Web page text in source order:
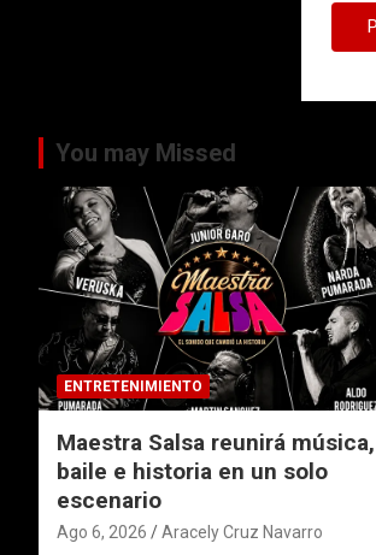
You may Missed
ENTRETENIMIENTO
Maestra Salsa reunirá música,
baile e historia en un solo
escenario
Ago 6, 2026 Aracely Cruz Navarro